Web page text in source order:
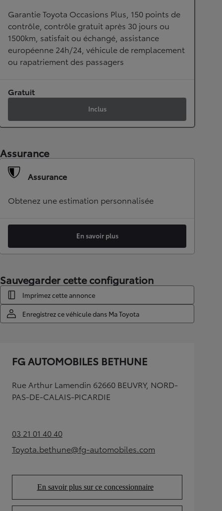
Garantie Toyota Occasions Plus, 150 points de
contrôle, contrôle gratuit après 30 jours ou
1500km, satisfait ou échangé, assistance
européenne 24h/24, véhicule de remplacement
ou rapatriement des passagers
Gratuit
Inclus
Assurance
Assurance
Obtenez une estimation personnalisée
En savoir plus
Sauvegarder cette configuration
Imprimez cette annonce
Enregistrez ce véhicule dans Ma Toyota
FG AUTOMOBILES BETHUNE
Rue Arthur Lamendin 62660 BEUVRY, NORD-
PAS-DE-CALAIS-PICARDIE
03 21 01 40 40(Opens in new tab)
Toyota.bethune@fg-automobiles.com
(Opens in new tab)
En savoir plus sur ce concessionnaire
(Opens in new tab)